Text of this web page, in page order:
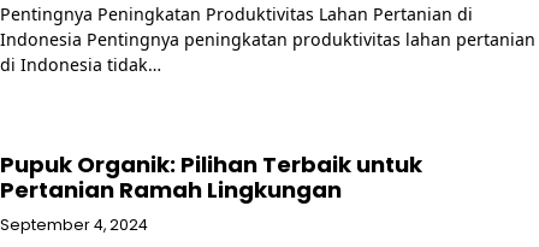
Pentingnya Peningkatan Produktivitas Lahan Pertanian di
Indonesia Pentingnya peningkatan produktivitas lahan pertanian
di Indonesia tidak…
Pupuk Organik: Pilihan Terbaik untuk
Pertanian Ramah Lingkungan
September 4, 2024